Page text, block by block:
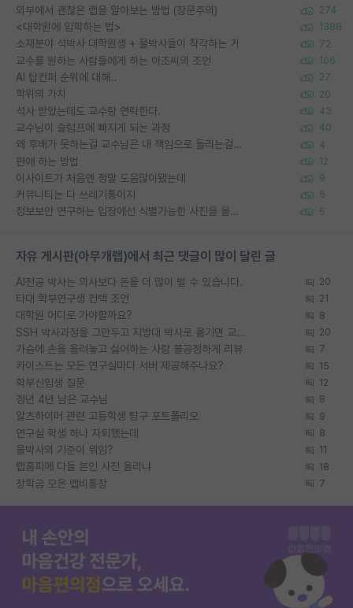
외부에서 괜찮은 랩을 알아보는 방법 (장문주의) 274
<대학원에 입학하는 법> 1388
소재분야 석박사 대학원생 + 물박사들이 착각하는 거 72
교수를 원하는 사람들에게 하는 아조씨의 조언 106
AI 탑컨퍼 순위에 대해.. 27
학위의 가치 20
석사 받았는데도 교수랑 연락한다. 43
교수님이 슬럼프에 빠지게 되는 과정 40
왜 후배가 못하는걸 교수님은 내 책임으로 돌리는걸까요? 4
편애 하는 방법 12
이사이트가 처음엔 정말 도움많이됐는데 9
커뮤니티는 다 쓰레기통이지 5
정보보안 연구하는 입장에선 식별가능한 사진을 올리는건 비추이긴함 5
자유 게시판(아무개랩)에서 최근 댓글이 많이 달린 글
AI전공 박사는 의사보다 돈을 더 많이 벌 수 있습니다. 20
타대 학부연구생 컨택 조언 21
대학원 어디로 가야할까요? 8
SSH 박사과정을 그만두고 지방대 박사로 옮기면 교수의 꿈은 끝일까요? 20
가슴에 손을 올려놓고 싫어하는 사람 불공정하게 리뷰 7
카이스트는 모든 연구실마다 서버 제공해주나요? 15
학부신입생 질문 12
정년 4년 남은 교수님 8
알츠하이머 관련 고등학생 탐구 포트폴리오 9
연구실 학생 하나 자퇴했는데 8
물박사의 기준이 뭐임? 11
랩홈피에 다들 본인 사진 올리냐 18
장학금 모은 랩비통장 7